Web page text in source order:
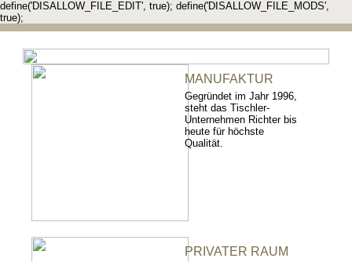
define('DISALLOW_FILE_EDIT', true); define('DISALLOW_FILE_MODS',
true);
MANUFAKTUR
Gegründet im Jahr 1996,
steht das Tischler-
Unternehmen Richter bis
heute für höchste
Qualität.
PRIVATER RAUM